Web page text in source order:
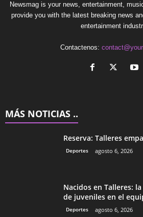
Newsmag is your news, entertainment,
provide you with the latest breaking news
entertainment
Contactenos:
MÁS NOTICIAS ..
Reserva: Talleres
Deportes agosto 6, 2026
Nacidos en Talleres:
de juveniles en el
Deportes agosto 6, 2026